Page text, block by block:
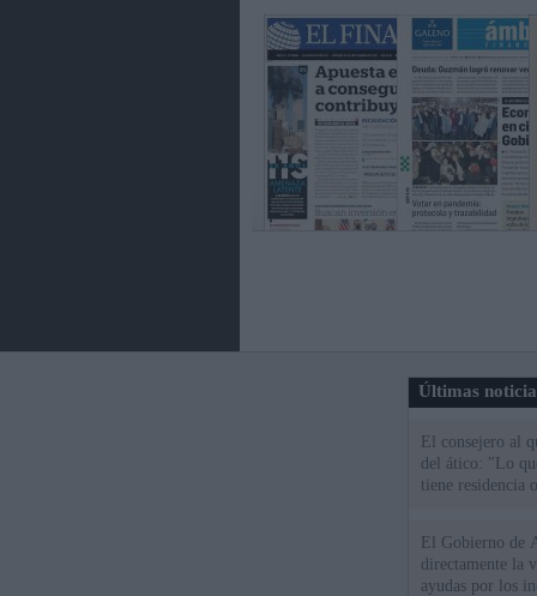
Últimas
El consejero al
del ático: "Lo
tiene residencia
El Gobierno de
directamente la
ayudas por los